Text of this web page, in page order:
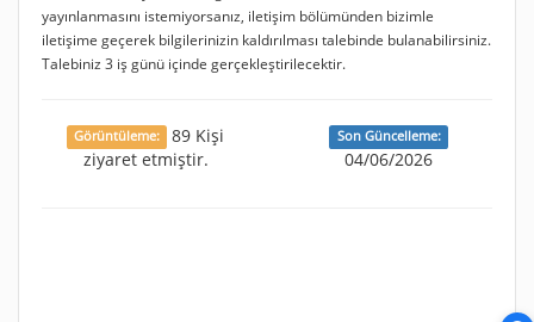
yayınlanmasını istemiyorsanız, iletişim bölümünden bizimle
iletişime geçerek bilgilerinizin kaldırılması talebinde bulanabilirsiniz.
Talebiniz 3 iş günü içinde gerçekleştirilecektir.
Görüntüleme:
89 Kişi
ziyaret etmiştir.
Son Güncelleme:
04/06/2026